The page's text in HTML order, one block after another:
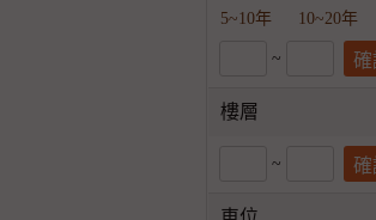
5~10年
10~20年
~
樓層
~